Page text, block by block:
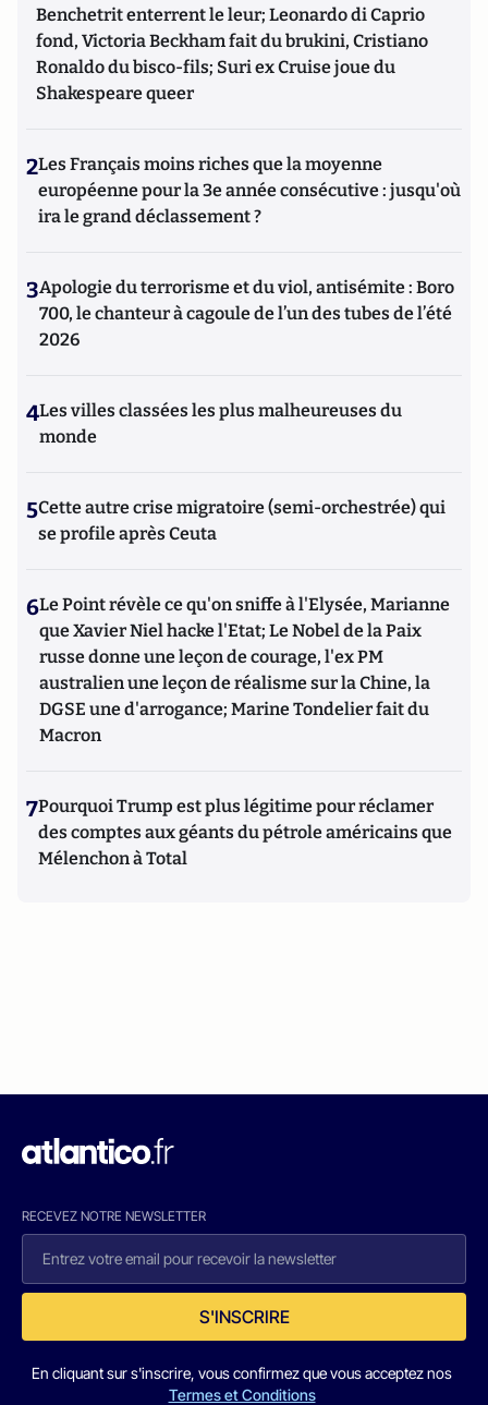
Benchetrit enterrent le leur; Leonardo di Caprio
fond, Victoria Beckham fait du brukini, Cristiano
Ronaldo du bisco-fils; Suri ex Cruise joue du
Shakespeare queer
2Les Français moins riches que la moyenne
européenne pour la 3e année consécutive : jusqu'où
ira le grand déclassement ?
3Apologie du terrorisme et du viol, antisémite : Boro
700, le chanteur à cagoule de l’un des tubes de l’été
2026
4Les villes classées les plus malheureuses du
monde
5Cette autre crise migratoire (semi-orchestrée) qui
se profile après Ceuta
6Le Point révèle ce qu'on sniffe à l'Elysée, Marianne
que Xavier Niel hacke l'Etat; Le Nobel de la Paix
russe donne une leçon de courage, l'ex PM
australien une leçon de réalisme sur la Chine, la
DGSE une d'arrogance; Marine Tondelier fait du
Macron
7Pourquoi Trump est plus légitime pour réclamer
des comptes aux géants du pétrole américains que
Mélenchon à Total
RECEVEZ NOTRE NEWSLETTER
S'INSCRIRE
En cliquant sur s'inscrire, vous confirmez que vous acceptez nos
Termes et Conditions